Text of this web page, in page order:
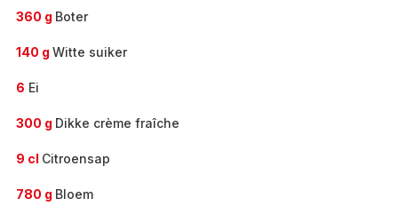
360 g Boter
140 g Witte suiker
6 Ei
300 g Dikke crème fraîche
9 cl Citroensap
780 g Bloem